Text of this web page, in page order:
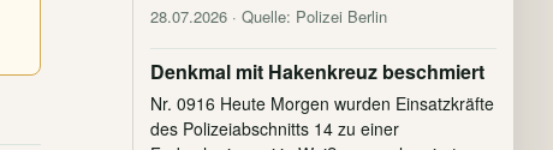
28.07.2026 · Quelle: Polizei Berlin
Denkmal mit Hakenkreuz beschmiert
Nr. 0916 Heute Morgen wurden Einsatzkräfte
des Polizeiabschnitts 14 zu einer